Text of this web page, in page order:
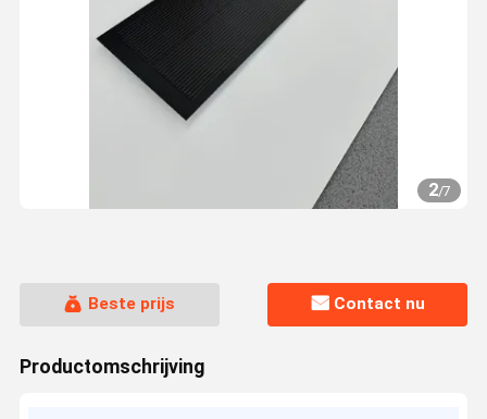
2/7
Beste prijs Contact nu
Productomschrijving